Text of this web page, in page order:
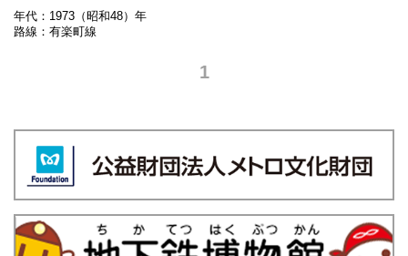
年代：1973（昭和48）年
路線：有楽町線
1